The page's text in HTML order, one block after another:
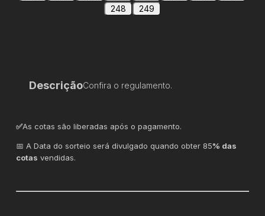
248
249
DescriçãoConfira o regulamento.
✅As cotas são liberadas após o pagamento.
📅 A Data do sorteio será divulgado quando obter 85% das
cotas vendidas.